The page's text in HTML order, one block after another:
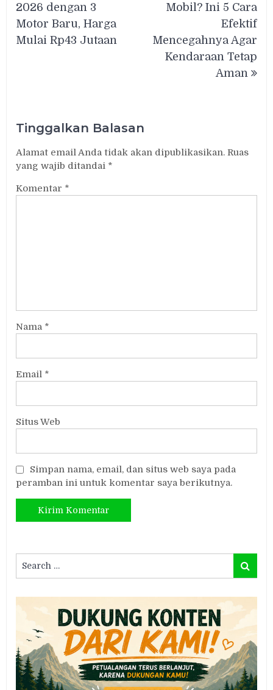
2026 dengan 3
Motor Baru, Harga
Mulai Rp43 Jutaan
Mobil? Ini 5 Cara
Efektif
Mencegahnya Agar
Kendaraan Tetap
Aman
Tinggalkan Balasan
Alamat email Anda tidak akan dipublikasikan. Ruas
yang wajib ditandai *
Komentar *
Nama *
Email *
Situs Web
Simpan nama, email, dan situs web saya pada
peramban ini untuk komentar saya berikutnya.
for:
Search